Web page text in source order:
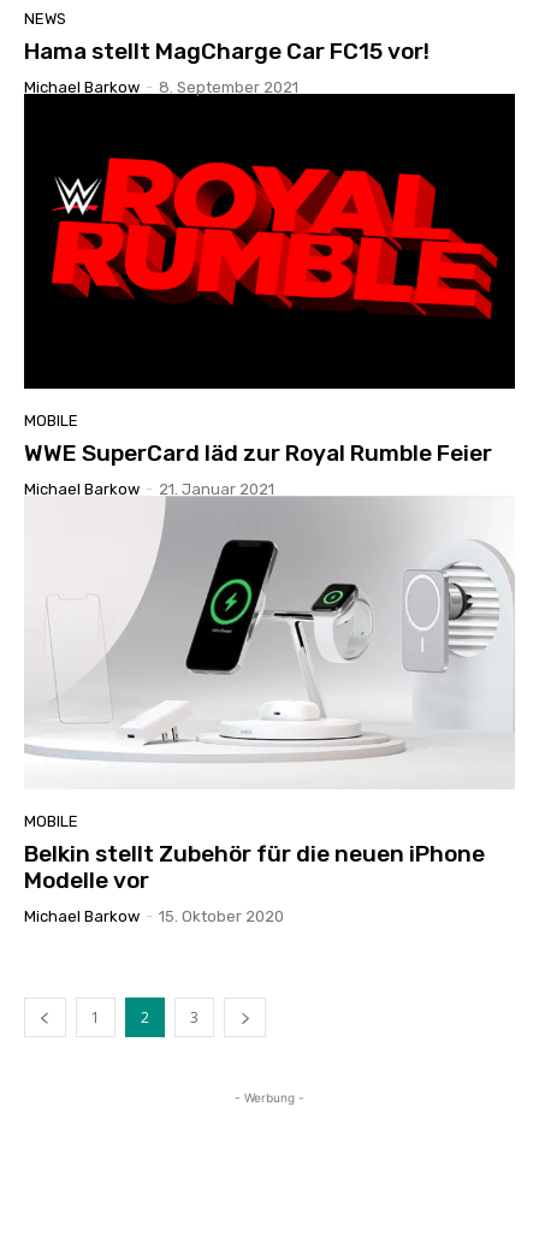
NEWS
Hama stellt MagCharge Car FC15 vor!
Michael Barkow - 8. September 2021
MOBILE
WWE SuperCard läd zur Royal Rumble Feier
Michael Barkow - 21. Januar 2021
MOBILE
Belkin stellt Zubehör für die neuen iPhone
Modelle vor
Michael Barkow - 15. Oktober 2020
1 2 3
- Werbung -